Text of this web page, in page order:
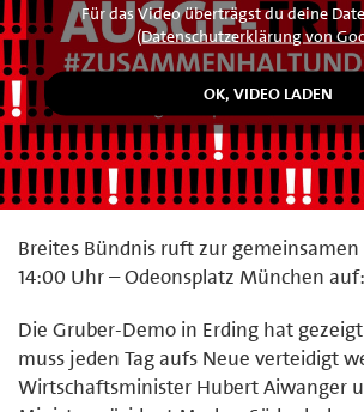
Für das Video überträgst du deine
(Datenschutzerklärung von
Breites Bündnis ruft zur gemeinsamen
14:00 Uhr – Odeonsplatz München auf:
Die Gruber-Demo in Erding hat
muss jeden Tag aufs Neue verteidigt
Wirtschaftsminister Hubert Aiwanger